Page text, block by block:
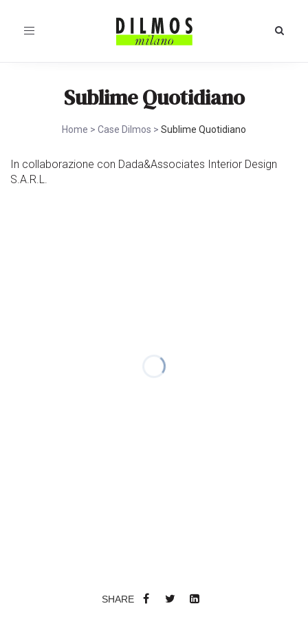
Toggle
Sublime Quotidiano
Home > Case Dilmos > Sublime Quotidiano
In collaborazione con Dada&Associates Interior Design
S.A.R.L.
SHARE